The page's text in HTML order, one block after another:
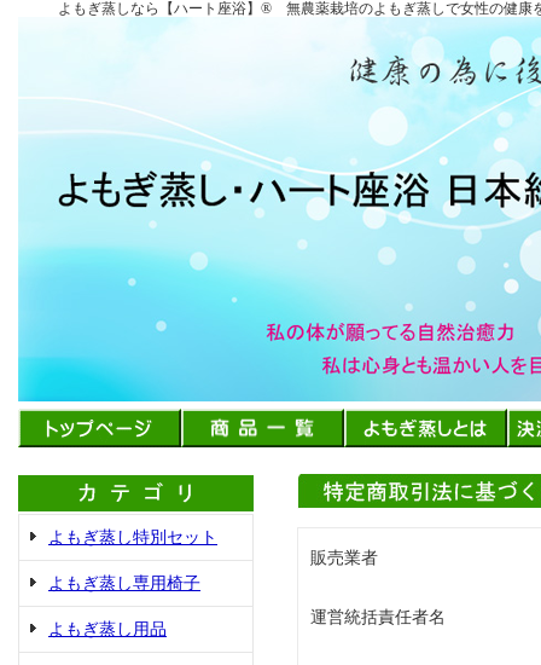
よもぎ蒸しなら【ハート座浴】®︎ 無農薬栽培のよもぎ蒸しで女性の健
よもぎ蒸し特別セット
よもぎ蒸し専用椅子
よもぎ蒸し用品
販売業者
運営統括責任者名